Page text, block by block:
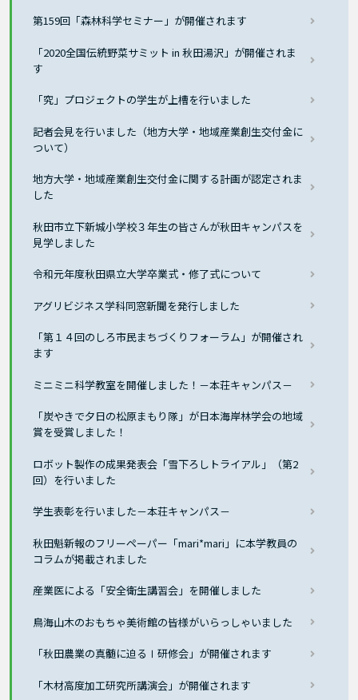
第159回「森林科学セミナー」が開催されます
「2020全国伝統野菜サミット in 秋田湯沢」が開催されま
す
「究」プロジェクトの学生が上槽を行いました
記者会見を行いました（地方大学・地域産業創生交付金に
ついて）
地方大学・地域産業創生交付金に関する計画が認定されま
した
秋田市立下新城小学校３年生の皆さんが秋田キャンパスを
見学しました
令和元年度秋田県立大学卒業式・修了式について
アグリビジネス学科同窓新聞を発行しました
「第１４回のしろ市民まちづくりフォーラム」が開催され
ます
ミニミニ科学教室を開催しました！－本荘キャンパス－
「炭やきで夕日の松原まもり隊」が日本海岸林学会の地域
賞を受賞しました！
ロボット製作の成果発表会「雪下ろしトライアル」（第2
回）を行いました
学生表彰を行いました－本荘キャンパス－
秋田魁新報のフリーペーパー「mari*mari」に本学教員の
コラムが掲載されました
産業医による「安全衛生講習会」を開催しました
鳥海山木のおもちゃ美術館の皆様がいらっしゃいました
「秋田農業の真髄に迫るⅠ研修会」が開催されます
「木材高度加工研究所講演会」が開催されます